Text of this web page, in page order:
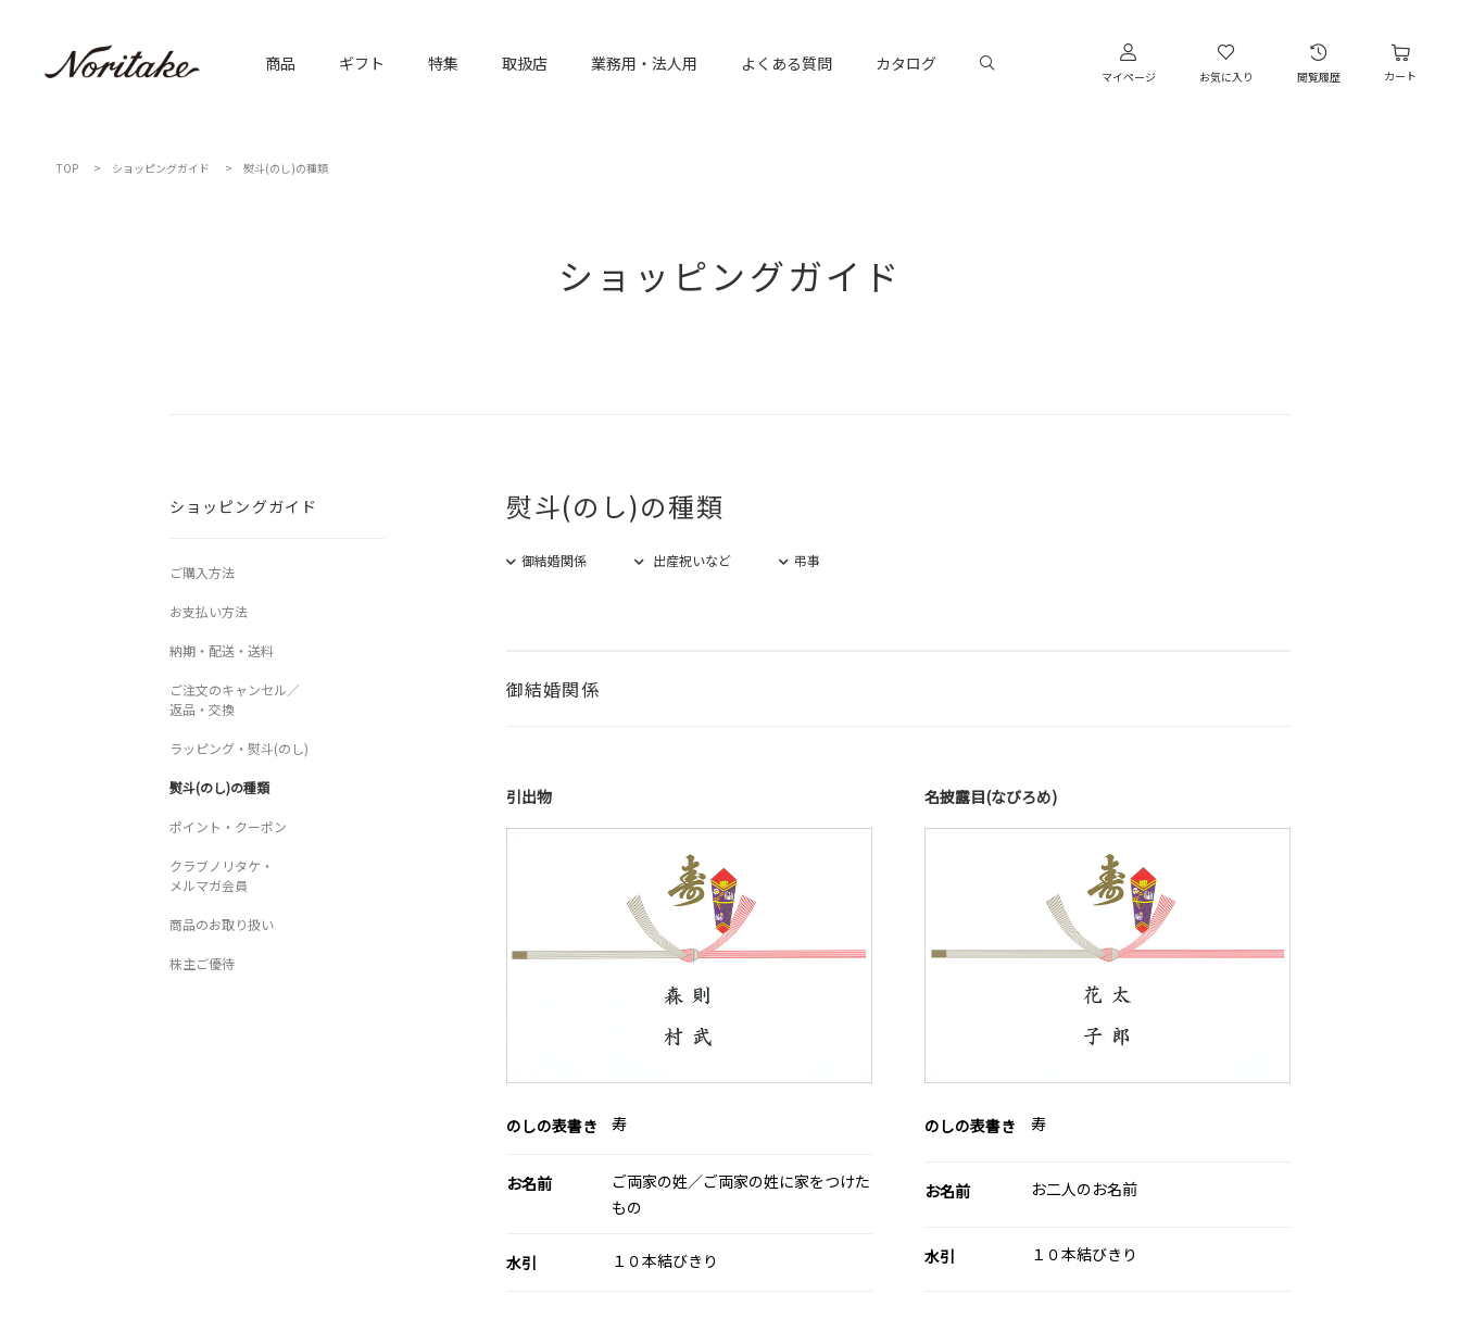
商品 ギフト 特集 取扱店 業務用・法人用 よくある質問 カタログ
マイページ お気に入り 閲覧履歴 カート
TOP ショッピングガイド 熨斗(のし)の種類
ショッピングガイド
ショッピングガイド
ご購入方法
お支払い方法​
納期・配送・送料​
ご注文のキャンセル／
返品・交換​
ラッピング・熨斗(のし)
熨斗(のし)の種類
ポイント・クーポン​​
クラブノリタケ・
メルマガ会員​
商品のお取り扱い​​
株主ご優待​
熨斗(のし)の種類
御結婚関係 出産祝いなど 弔事
御結婚関係
引出物
のしの表書き 寿
お名前
ご両家の姓／ご両家の姓に家をつけた
もの
水引 １０本結びきり
名披露目(なびろめ)
のしの表書き 寿
お名前 お二人のお名前
水引 １０本結びきり